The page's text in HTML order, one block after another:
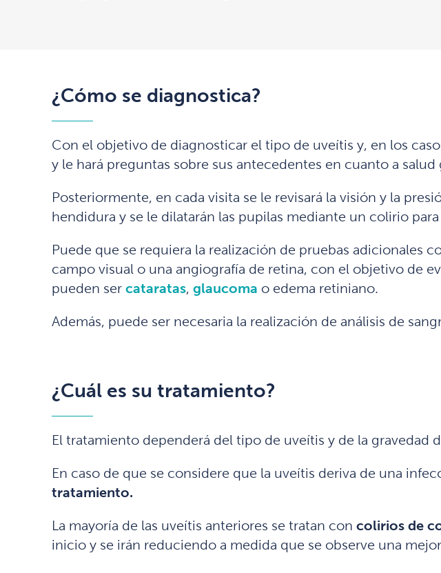
¿Cómo se diagnostica?
Con el objetivo de diagnosticar el tipo de uveítis y, en los
y le hará preguntas sobre sus antecedentes en cuanto a
Posteriormente, en cada visita se le revisará la visión y la
hendidura y se le dilatarán las pupilas mediante un colirio
Puede que se requiera la realización de pruebas adicionales
campo visual o una angiografía de retina, con el objetivo de
pueden ser cataratas, glaucoma o edema retiniano.
Además, puede ser necesaria la realización de análisis de
¿Cuál es su tratamiento?
El tratamiento dependerá del tipo de uveítis y de la gravedad
En caso de que se considere que la uveítis deriva de una
tratamiento.
La mayoría de las uveítis anteriores se tratan con colirios de
inicio y se irán reduciendo a medida que se observe una